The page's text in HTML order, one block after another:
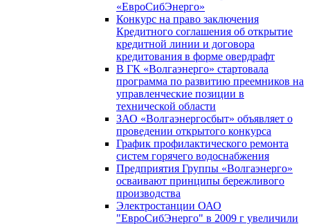
«ЕвроСибЭнерго»
Конкурс на право заключения
Кредитного соглашения об открытие
кредитной линии и договора
кредитования в форме овердрафт
В ГК «Волгаэнерго» стартовала
программа по развитию преемников на
управленческие позиции в
технической области
ЗАО «Волгаэнергосбыт» объявляет о
проведении открытого конкурса
График профилактического ремонта
систем горячего водоснабжения
Предприятия Группы «Волгаэнерго»
осваивают принципы бережливого
производства
Электростанции ОАО
"ЕвроСибЭнерго" в 2009 г увеличили